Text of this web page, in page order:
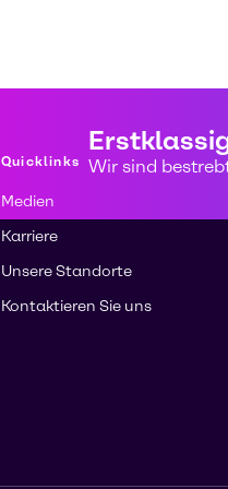
Wir sind
Quicklinks
Medien
Karriere
Unsere Standorte
Kontaktieren Sie uns